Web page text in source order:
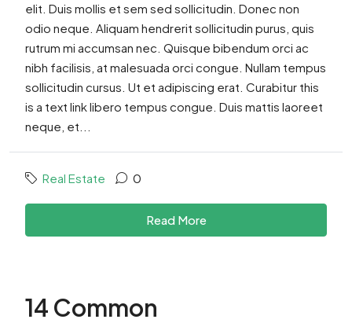
elit. Duis mollis et sem sed sollicitudin. Donec non
odio neque. Aliquam hendrerit sollicitudin purus, quis
rutrum mi accumsan nec. Quisque bibendum orci ac
nibh facilisis, at malesuada orci congue. Nullam tempus
sollicitudin cursus. Ut et adipiscing erat. Curabitur this
is a text link libero tempus congue. Duis mattis laoreet
neque, et...
Real Estate 0
Read More
14 Common